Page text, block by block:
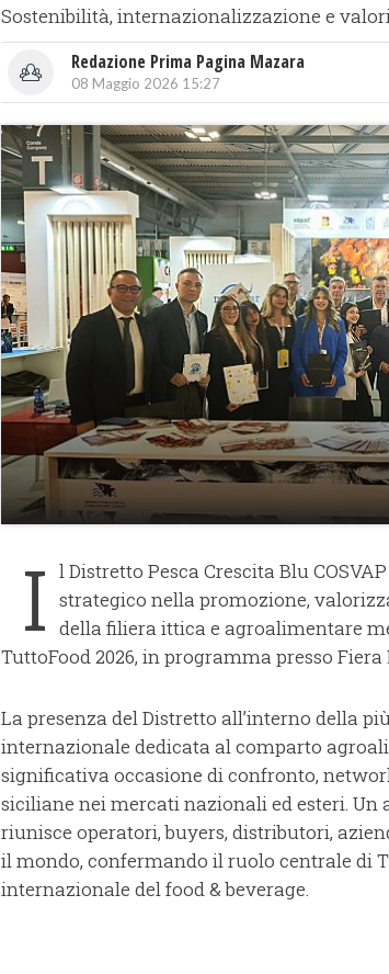
Sostenibilità, internazionalizzazione e
Redazione Prima Pagina Mazara
08 Maggio 2026 15:27
I l Distretto Pesca Crescita Blu
strategico nella promozione,
della filiera ittica e agroalimentare
TuttoFood 2026, in programma presso Fiera
La presenza del Distretto all’interno della
internazionale dedicata al comparto
significativa occasione di confronto,
siciliane nei mercati nazionali ed esteri.
riunisce operatori, buyers, distributori,
il mondo, confermando il ruolo centrale di
internazionale del food & beverage.